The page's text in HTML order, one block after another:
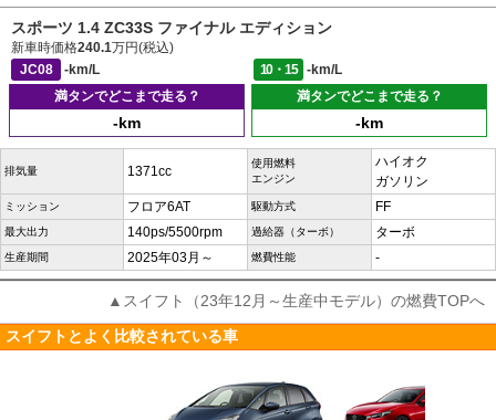
スポーツ 1.4 ZC33S ファイナル エディション
新車時価格240.1万円(税込)
JC08
-km/L 10・15
-km/L
満タンでどこまで走る？
-km
満タンでどこまで走る？
-km
排気量 1371cc
使用燃料
エンジン
ハイオク
ガソリン
ミッション フロア6AT 駆動方式 FF
最大出力 140ps/5500rpm 過給器（ターボ） ターボ
生産期間 2025年03月～ 燃費性能 -
▲スイフト（23年12月～生産中モデル）の燃費TOPへ
スイフトとよく比較されている車